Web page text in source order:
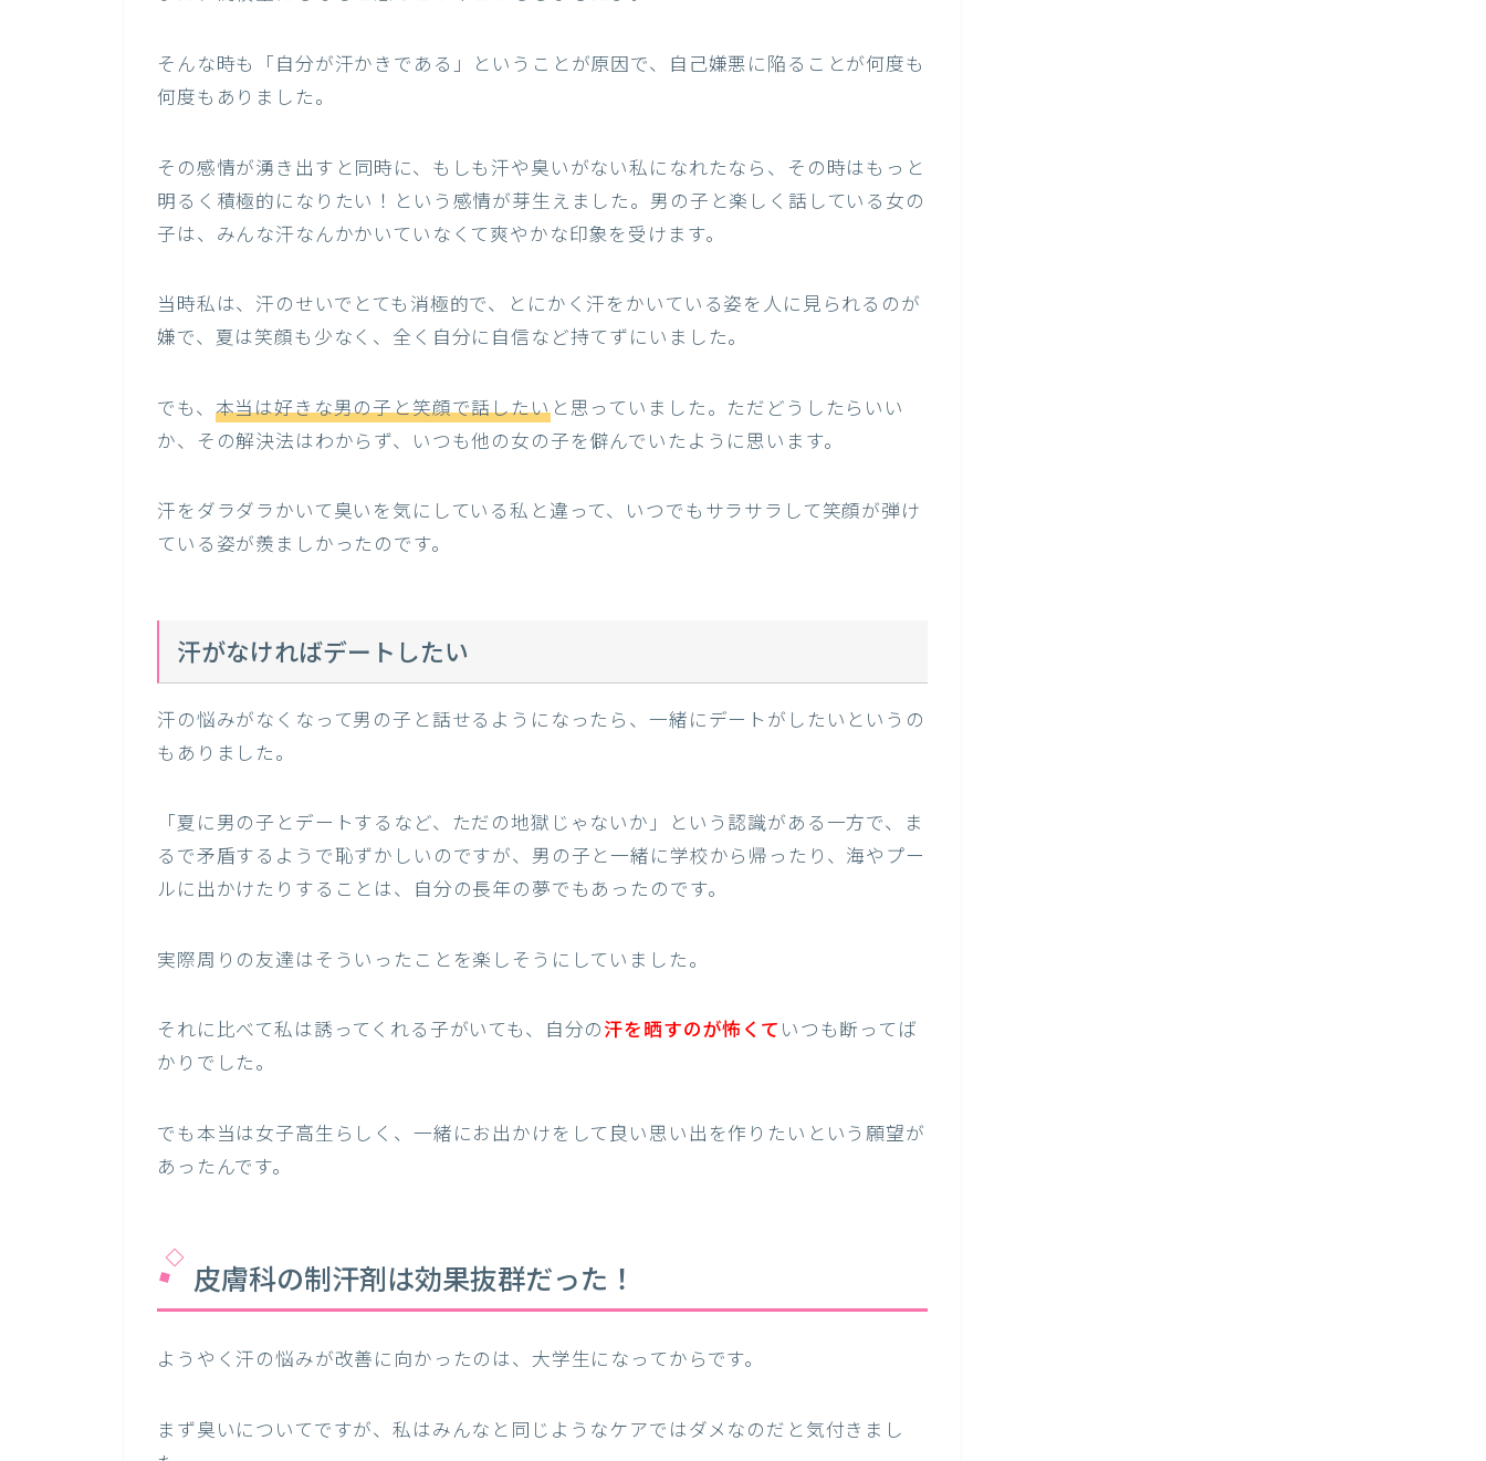
そんな時も「自分が汗かきである」ということが原因で、自己嫌悪に陥ることが何度も
何度もありました。
その感情が湧き出すと同時に、もしも汗や臭いがない私になれたなら、その時はもっと
明るく積極的になりたい！という感情が芽生えました。男の子と楽しく話している女の
子は、みんな汗なんかかいていなくて爽やかな印象を受けます。
当時私は、汗のせいでとても消極的で、とにかく汗をかいている姿を人に見られるのが
嫌で、夏は笑顔も少なく、全く自分に自信など持てずにいました。
でも、 本当は好きな男の子と笑顔で話したいと思っていました。ただどうしたらいい
か、その解決法はわからず、いつも他の女の子を僻んでいたように思います。
汗をダラダラかいて臭いを気にしている私と違って、いつでもサラサラして笑顔が弾け
ている姿が羨ましかったのです。
汗がなければデートしたい
汗の悩みがなくなって男の子と話せるようになったら、一緒にデートがしたいというの
もありました。
「夏に男の子とデートするなど、ただの地獄じゃないか」という認識がある一方で、ま
るで矛盾するようで恥ずかしいのですが、男の子と一緒に学校から帰ったり、海やプー
ルに出かけたりすることは、自分の長年の夢でもあったのです。
実際周りの友達はそういったことを楽しそうにしていました。
それに比べて私は誘ってくれる子がいても、自分の汗を晒すのが怖くて いつも断ってば
かりでした。
でも本当は女子高生らしく、一緒にお出かけをして良い思い出を作りたいという願望が
あったんです。
皮膚科の制汗剤は効果抜群だった！
ようやく汗の悩みが改善に向かったのは、大学生になってからです。
まず臭いについてですが、私はみんなと同じようなケアではダメなのだと気付きまし